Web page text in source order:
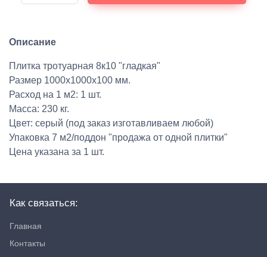
Описание
Плитка тротуарная 8к10 "гладкая"
Размер 1000х1000х100 мм.
Расход на 1 м2: 1 шт.
Масса: 230 кг.
Цвет: серый (под заказ изготавливаем любой)
Упаковка 7 м2/поддон "продажа от одной плитки"
Цена указана за 1 шт.
Как связаться:
Главная
Контакты